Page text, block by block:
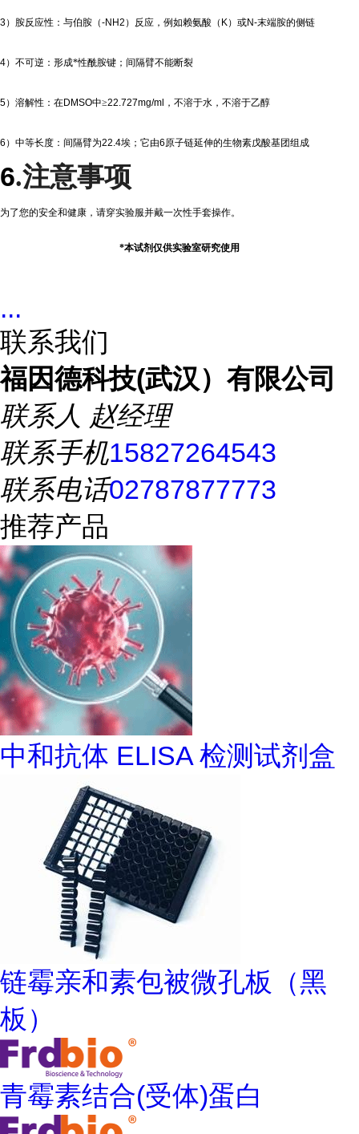
3）胺反应性：与伯胺（-NH2 ）反应，例如赖氨酸（ K）或N-末端胺的侧链
4）不可逆：形成*性酰胺键；间隔臂不能断裂
5）溶解性：在DMSO中≥22.727mg/ml ，不溶于水，不溶于乙醇
6 ）中等长度：间隔臂为22.4埃；它由6原子链延伸的生物素戊酸基团组成
6.注意事项
为了您的安全和健康，请穿实验服并戴一次性手套操作。
*本试剂仅供实验室研究使用
...
联系我们
福因德科技(武汉）有限公司
联系人 赵经理
联系手机15827264543
联系电话02787877773
推荐产品
中和抗体 ELISA 检测试剂盒
链霉亲和素包被微孔板（黑
板）
青霉素结合(受体)蛋白